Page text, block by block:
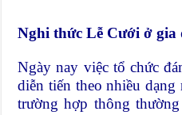
Nghi thức Lễ Cưới ở gia
Ngày nay việc tổ chức
diễn tiến theo nhiều
trường hợp thông